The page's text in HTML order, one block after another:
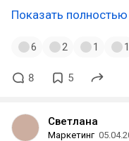
Показать полностью
6 2 1 1
8 5
Светлана
Маркетинг